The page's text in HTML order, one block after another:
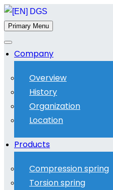
Primary Menu
Company
Overview
History
Organization
Location
Products
Compression spring
Torsion spring